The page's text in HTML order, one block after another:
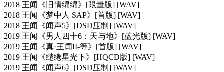
2018 王闻《旧情绵绵》[限量版] [WAV]
2018 王闻《梦中人 SAP》[首版] [WAV]
2018 王闻《闻声5》[DSD压制] [WAV]
2019 王闻《男人四十6：天与地》[蓝光版] [WAV]
2019 王闻《真·王闻II-等》[首版] [WAV]
2019 王闻《缱绻星光下》[HQCD版] [WAV]
2019 王闻《闻声6》[DSD压制] [WAV]